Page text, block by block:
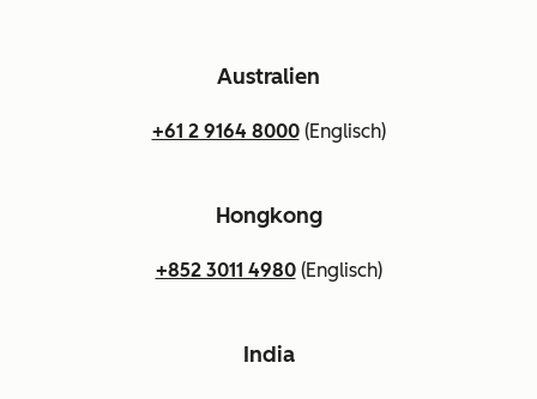
Australien
+61 2 9164 8000(Englisch)
Hongkong
+852 3011 4980(Englisch)
India